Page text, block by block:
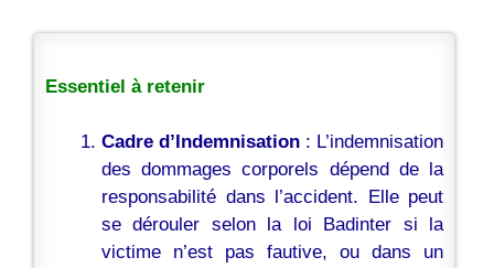
Essentiel à retenir
Cadre d’Indemnisation : L’indemnisation
des dommages corporels dépend de la
responsabilité dans l’accident. Elle peut
se dérouler selon la loi Badinter si la
victime n’est pas fautive, ou dans un